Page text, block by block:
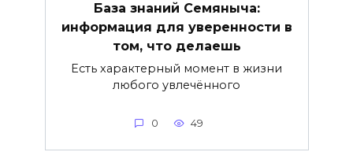
База знаний Семяныча:
информация для уверенности в
том, что делаешь
Есть характерный момент в жизни
любого увлечённого
0 49